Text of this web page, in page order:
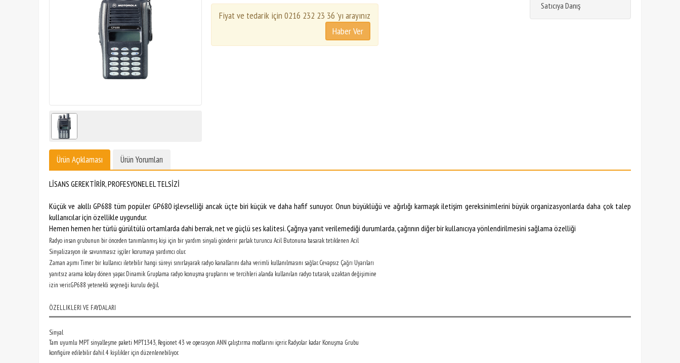
Satıcıya Danış
Fiyat ve tedarik için 0216 232 23 36 'yı arayınız
Ürün Açıklaması Ürün Yorumları
LİSANS GEREKTİRİR, PROFESYONEL EL TELSİZİ
Küçük ve akıllı GP688 tüm popüler GP680 işlevselliği ancak üçte biri küçük ve daha hafif sunuyor. Onun büyüklüğü ve ağırlığı karmaşık iletişim gereksinimlerini büyük organizasyonlarda daha çok talep
kullanıcılar için özellikle uygundur.
Hemen hemen her türlü gürültülü ortamlarda dahi berrak, net ve güçlü ses kalitesi. Çağrıya yanıt verilemediği durumlarda, çağrının diğer bir kullanıcıya yönlendirilmesini sağlama özelliği
Radyo insan grubunun bir önceden tanımlanmış kişi için bir yardım sinyali gönderir parlak turuncu Acil Butonuna basarak tetiklenen Acil
Sinyalizasyon ile savunmasız işçiler korumaya yardımcı olur.
Zaman aşımı Timer bir kullanıcı iletebilir hangi süreyi sınırlayarak radyo kanallarını daha verimli kullanılmasını sağlar. Cevapsız Çağrı Uyarıları
yanıtsız arama kolay dönen yapar. Dinamik Gruplama radyo konuşma gruplarını ve tercihleri alanda kullanılan radyo tutarak, uzaktan değişimine
izin verir.GP688 yetenekli seçeneği kurulu değil.
ÖZELLIKLERI VE FAYDALARI
Sinyal
Tam uyumlu MPT sinyalleşme paketi MPT1343, Regionet 43 ve operasyon ANN çalıştırma modlarını içerir. Radyolar kadar Konuşma Grubu
konfigüre edilebilir dahil 4 kişilikler için düzenlenebiliyor.